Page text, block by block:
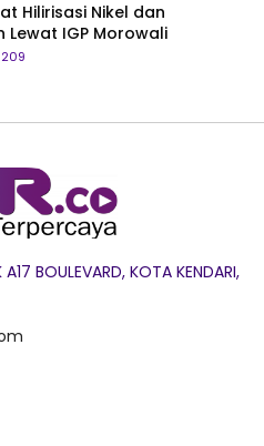
Hilirisasi Nikel dan
Lewat IGP Morowali
209
BOULEVARD, KOTA KENDARI,